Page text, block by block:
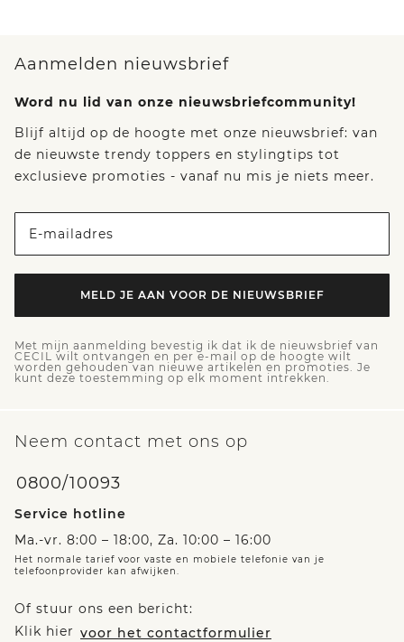
Aanmelden nieuwsbrief
Word nu lid van onze nieuwsbriefcommunity!
Blijf altijd op de hoogte met onze nieuwsbrief: van
de nieuwste trendy toppers en stylingtips tot
exclusieve promoties - vanaf nu mis je niets meer.
E-mailadres
MELD JE AAN VOOR DE NIEUWSBRIEF
Met mijn aanmelding bevestig ik dat ik de nieuwsbrief van
CECIL wilt ontvangen en per e-mail op de hoogte wilt
worden gehouden van nieuwe artikelen en promoties. Je
kunt deze toestemming op elk moment intrekken.
Neem contact met ons op
0800/10093
Service hotline
Ma.-vr. 8:00 – 18:00, Za. 10:00 – 16:00
Het normale tarief voor vaste en mobiele telefonie van je
telefoonprovider kan afwijken.
Of stuur ons een bericht:
Klik hier voor het contactformulier